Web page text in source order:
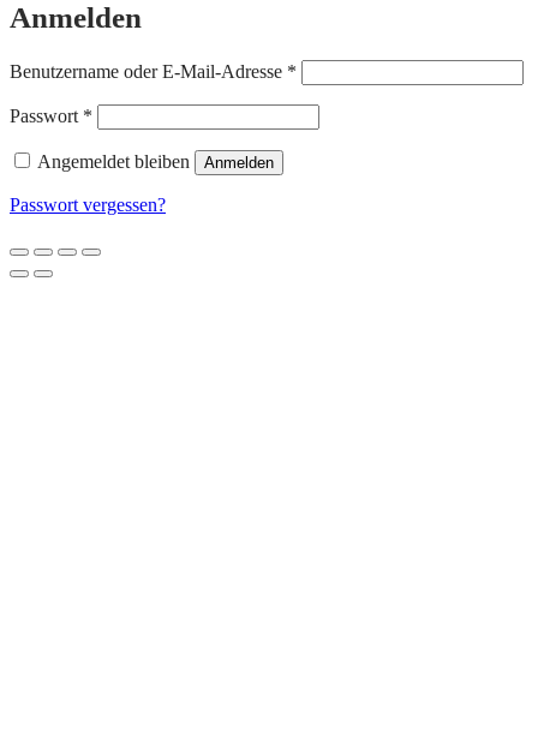
Anmelden
Benutzername oder E-Mail-Adresse *
Passwort *
Angemeldet bleiben Anmelden
Passwort vergessen?